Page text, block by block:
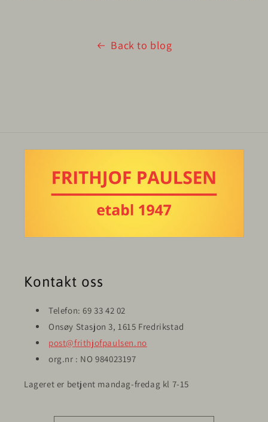
Back to blog
Kontakt oss
Telefon: 69 33 42 02
Onsøy Stasjon 3, 1615 Fredrikstad
post@frithjofpaulsen.no
org.nr : NO 984023197
Lageret er betjent mandag-fredag kl 7-15